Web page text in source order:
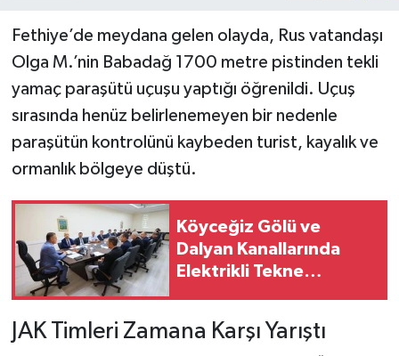
Fethiye’de meydana gelen olayda, Rus vatandaşı
Olga M.’nin Babadağ 1700 metre pistinden tekli
yamaç paraşütü uçuşu yaptığı öğrenildi. Uçuş
sırasında henüz belirlenemeyen bir nedenle
paraşütün kontrolünü kaybeden turist, kayalık ve
ormanlık bölgeye düştü.
Köyceğiz Gölü ve
Dalyan Kanallarında
Elektrikli Tekne
JAK Timleri Zamana Karşı Yarıştı